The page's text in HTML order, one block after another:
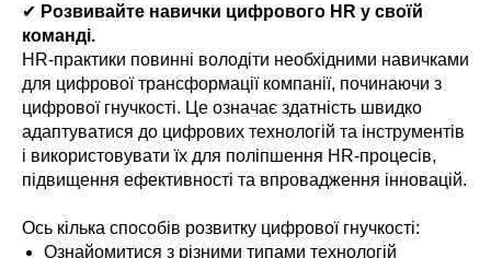
✔ Розвивайте навички цифрового HR у своїй
команді.
HR-практики повинні володіти необхідними навичками
для цифрової трансформації компанії, починаючи з
цифрової гнучкості. Це означає здатність швидко
адаптуватися до цифрових технологій та інструментів
і використовувати їх для поліпшення HR-процесів,
підвищення ефективності та впровадження інновацій.
Ось кілька способів розвитку цифрової гнучкості:
Ознайомитися з різними типами технологій